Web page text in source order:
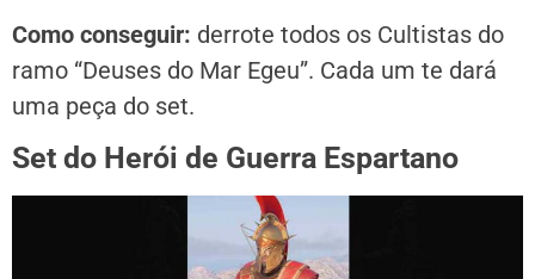
Como conseguir: derrote todos os Cultistas do
ramo “Deuses do Mar Egeu”. Cada um te dará
uma peça do set.
Set do Herói de Guerra Espartano